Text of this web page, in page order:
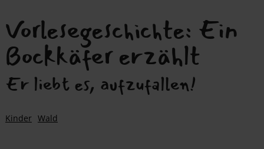
Vorlesegeschichte: Ein
Bockkäfer erzählt
Er liebt es, aufzufallen!
Kinder Wald